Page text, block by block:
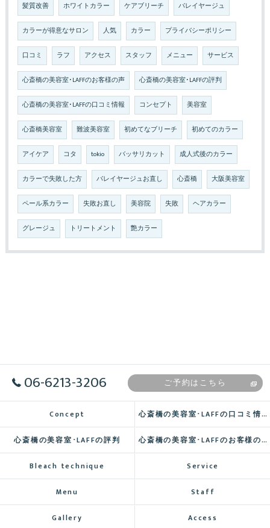
髪質改善 ホワイトカラー ケアブリーチ バレイヤージュ
カラーが得意なサロン 人気 カラー プライバシーポリシー
口コミ ラフ アクセス スタッフ メニュー サービス
心斎橋の美容室･LAFFのお客様の声 心斎橋の美容室･LAFFの評判
心斎橋の美容室･LAFFの口コミ情報 コンセプト 美容室
心斎橋美容室 難波美容室 初めてなブリーチ 初めてのカラー
アイケア コタ tokio バッサリカット 成人式後のカラー
カラーで失敗した方 バレイヤージュお直し 心斎橋 大阪美容室
ペール系カラー 失敗お直し 美容院 失敗 ヘアカラー
グレージュ トリートメント 艶カラー
06-6213-3206 ご予約はこちら
Concept 心斎橋の美容室･LAFFの口コミ情報
心斎橋の美容室･LAFFの評判 心斎橋の美容室･LAFFのお客様の声
Bleach technique Service
Menu Staff
Gallery Access